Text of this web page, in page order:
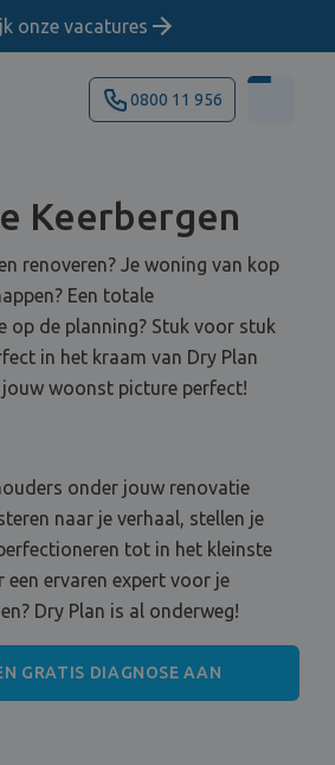
onze vacatures
0800 11 956
Keerbergen
renoveren? Je woning van kop
Een totale
op de planning? Stuk voor stuk
in het kraam van Dry Plan
jouw woonst picture perfect!
onder jouw renovatie
naar je verhaal, stellen je
tot in het kleinste
een ervaren expert voor je
Dry Plan is al onderweg!
GRATIS DIAGNOSE AAN